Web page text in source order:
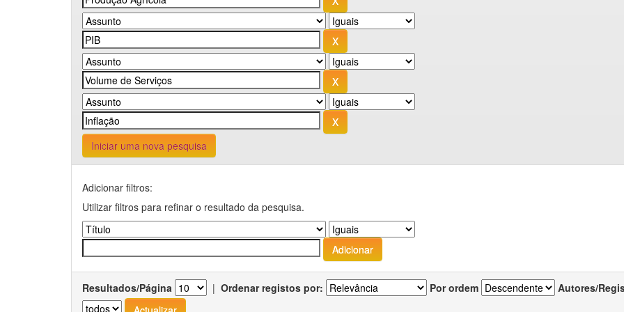
Iniciar uma nova pesquisa
Adicionar filtros:
Utilizar filtros para refinar o resultado da pesquisa.
Resultados/Página | Ordenar registos por: Por ordem Autores/